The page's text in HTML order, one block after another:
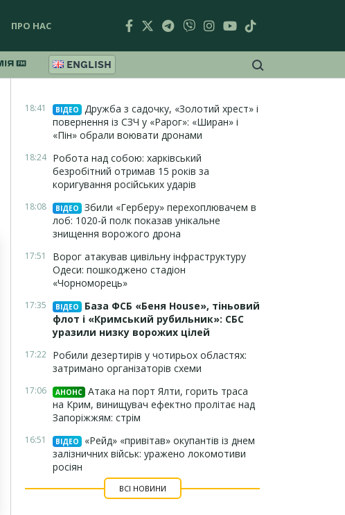
ПРО НАС
ENGLISH
18:41 ВІДЕО
Дружба з садочку, «Золотий хрест» і
повернення із СЗЧ у «Рарог»: «Ширан» і
«Пін» обрали воювати дронами
18:24 Робота над собою: харківський
безробітний отримав 15 років за
коригування російських ударів
18:08 ВІДЕО
Збили «Герберу» перехоплювачем в
лоб: 1020-й полк показав унікальне
знищення ворожого дрона
17:51
Ворог атакував цивільну інфраструктуру
Одеси: пошкоджено стадіон
«Чорноморець»
17:35 ВІДЕО
База ФСБ «Беня House», тіньовий
флот і «Кримський рубильник»: СБС
уразили низку ворожих цілей
17:22 Робили дезертирів у чотирьох областях:
затримано організаторів схеми
17:06 АНОНС Атака на порт Ялти, горить траса
на Крим, винищувач ефектно пролітає над
Запоріжжям: стрім
16:51 ВІДЕО
«Рейд» «привітав» окупантів із днем
залізничних військ: уражено локомотиви
росіян
ВСІ НОВИНИ